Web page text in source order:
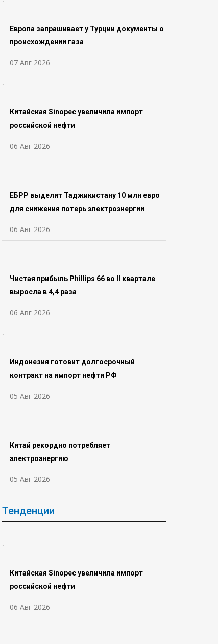
Европа запрашивает у Турции документы о
происхождении газа
07 Авг 2026
Китайская Sinopec увеличила импорт
российской нефти
06 Авг 2026
ЕБРР выделит Таджикистану 10 млн евро
для снижения потерь электроэнергии
06 Авг 2026
Чистая прибыль Phillips 66 во ll квартале
выросла в 4,4 раза
06 Авг 2026
Индонезия готовит долгосрочный
контракт на импорт нефти РФ
05 Авг 2026
Китай рекордно потребляет
электроэнергию
05 Авг 2026
Тенденции
Китайская Sinopec увеличила импорт
российской нефти
06 Авг 2026